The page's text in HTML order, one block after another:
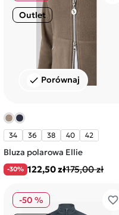
check Porównaj
Outlet
34 36 38 40 42
Bluza polarowa Ellie
-30% 122,50 zł175,00 zł
favorite_border
-50 %